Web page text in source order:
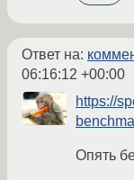
Ответ на:
06:16:12 +00:00
https://
Опять